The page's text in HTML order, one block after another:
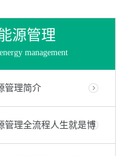
源管理
management
管理简介
管理全流程人生就是博